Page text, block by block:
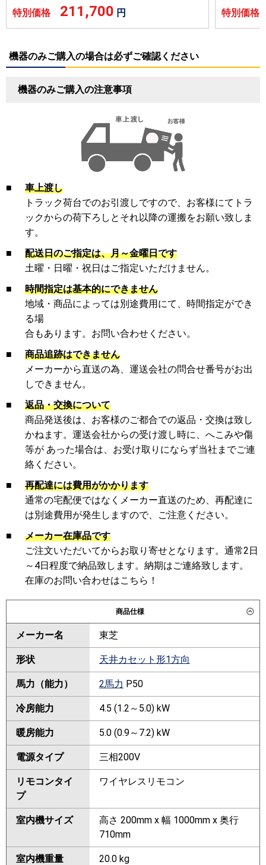
特別価格 211,700 円 特別価
機器のみご購入の場合は必ずご確認ください
機器のみご購入の注意事項
■
車上渡し
トラック荷台でのお引渡しですので、お客様にてトラ
ックからの荷下ろしとそれ以降の運搬をお願い致しま
す。
■
配送日のご指定は、月～金曜日です
土曜・日曜・祝日はご指定いただけません。
■
時間指定は基本的にできません
地域・商品によっては別途費用にて、時間指定ができ
る場
合もあります。お問い合わせください。
■
商品追跡はできません
メーカーから直送の為、運送会社の問合せ番号がお出
しできません。
■
返品・交換について
商品発送後は、お客様のご都合での返品・交換は致し
かねます。運送会社からの受け渡し時に、へこみや傷
等が あった場合は、お受け取りにならず当社までご連
絡ください。
■
再配達には費用がかかります
通常の宅配便ではなくメーカー直送のため、再配達に
は別途費用が発生しますので、ご注意ください。
■
メーカー在庫品です
ご注文いただいてからお取り寄せとなります。通常2日
～4日程度で納品致します。納期はご連絡致します。
在庫のお問い合わせはこちら！
商品仕様
メーカー名 東芝
形状 天井カセット形1方向
馬力（能力） 2馬力 P50
冷房能力 4.5 (1.2～5.0) kW
暖房能力 5.0 (0.9～7.2) kW
電源タイプ 三相200V
リモコンタイ
プ
ワイヤレスリモコン
室内機サイズ
高さ 200mm x 幅 1000mm x 奥行
710mm
室内機重量 20.0 kg